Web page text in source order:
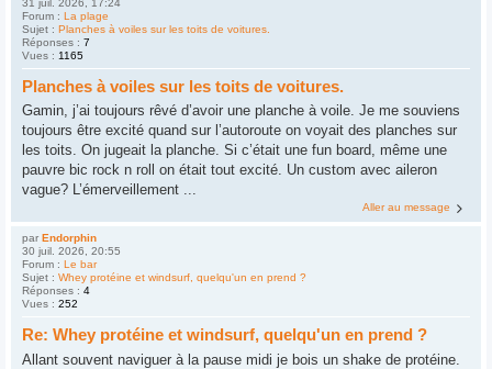
31 juil. 2026, 17:24
Forum : La plage
Sujet : Planches à voiles sur les toits de voitures.
Réponses : 7
Vues : 1165
Planches à voiles sur les toits de voitures.
Gamin, j’ai toujours rêvé d’avoir une planche à voile. Je me souviens
toujours être excité quand sur l’autoroute on voyait des planches sur
les toits. On jugeait la planche. Si c’était une fun board, même une
pauvre bic rock n roll on était tout excité. Un custom avec aileron
vague? L’émerveillement ...
Aller au message
par Endorphin
30 juil. 2026, 20:55
Forum : Le bar
Sujet : Whey protéine et windsurf, quelqu'un en prend ?
Réponses : 4
Vues : 252
Re: Whey protéine et windsurf, quelqu'un en prend ?
Allant souvent naviguer à la pause midi je bois un shake de protéine.